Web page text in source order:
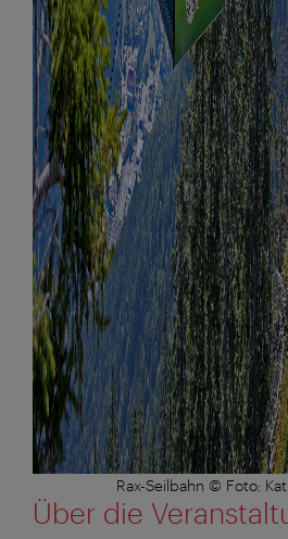
Rax-Seilbahn © Foto:
Über die